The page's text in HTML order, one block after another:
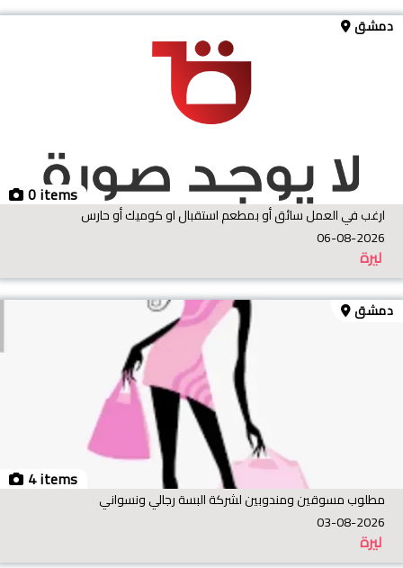
0 items
دمشق
ارغب في العمل سائق أو بمطعم استقبال او كوميك أو حارس
06-08-2026
ليرة
4 items
دمشق
مطلوب مسوقين ومندوبين لشركة البسة رجالي ونسواني
03-08-2026
ليرة